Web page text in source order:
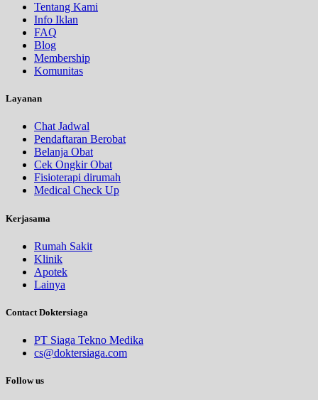
Tentang Kami
Info Iklan
FAQ
Blog
Membership
Komunitas
Layanan
Chat Jadwal
Pendaftaran Berobat
Belanja Obat
Cek Ongkir Obat
Fisioterapi dirumah
Medical Check Up
Kerjasama
Rumah Sakit
Klinik
Apotek
Lainya
Contact Doktersiaga
PT Siaga Tekno Medika
cs@doktersiaga.com
Follow us